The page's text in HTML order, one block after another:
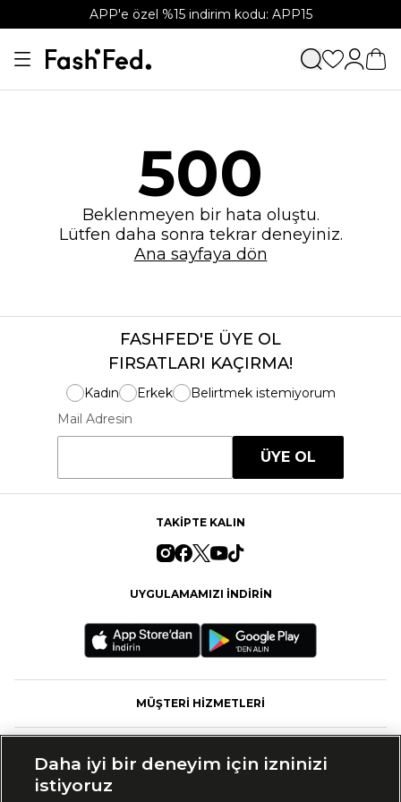
APP'e özel %15 indirim kodu: APP15
500
Beklenmeyen bir hata oluştu.
Lütfen daha sonra tekrar deneyiniz.
Ana sayfaya dön
FASHFED'E ÜYE OL
FIRSATLARI KAÇIRMA!
Kadın Erkek
Belirtmek istemiyorum
Mail Adresin
ÜYE OL
TAKİPTE KALIN
UYGULAMAMIZI İNDİRİN
MÜŞTERİ HİZMETLERİ
Daha iyi bir deneyim için izninizi
istiyoruz